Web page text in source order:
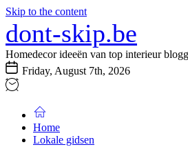
Skip to the content
dont-skip.be
Homedecor ideeën van top interieur
Friday, August 7th, 2026
Home
Lokale gidsen